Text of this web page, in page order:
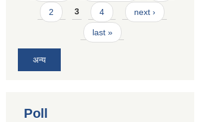
2 3 4 next ›
last »
अन्य
Poll